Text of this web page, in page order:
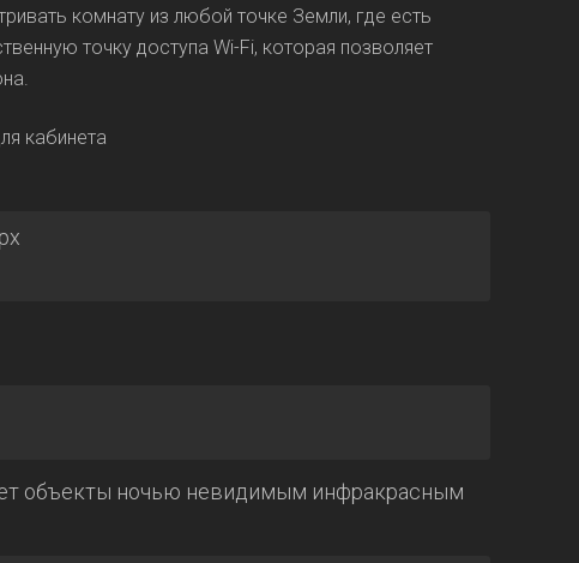
комнату из любой точке Земли, где есть
точку доступа Wi-Fi, которая позволяет
объекты ночью невидимым инфракрасным